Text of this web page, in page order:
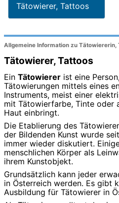
Tätowierer, Tattoos
Allgemeine Information zu Tätowiererin,
Tätowierer, Tattoos
Ein Tätowierer ist eine
Tätowierungen mittels eines
Instruments, meist einer
mit Tätowierfarbe, Tinte oder
Haut einbringt.
Die Etablierung des
der Bildenden Kunst wurde
immer wieder diskutiert.
menschlichen Körper als
ihrem Kunstobjekt.
Grundsätzlich kann jeder
in Österreich werden. Es gibt
Ausbildung für Tätowierer in